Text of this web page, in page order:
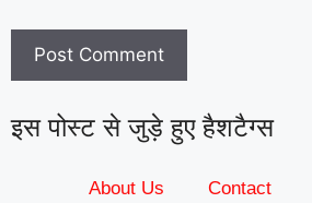
इस पोस्ट से जुड़े हुए हैशटैग्स
About Us Contact